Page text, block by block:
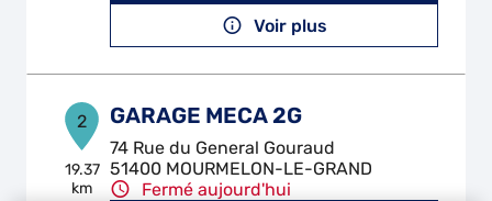
Voir plus
2
19.37
km
GARAGE MECA 2G
74 Rue du General Gouraud
51400 MOURMELON-LE-GRAND
Fermé aujourd'hui